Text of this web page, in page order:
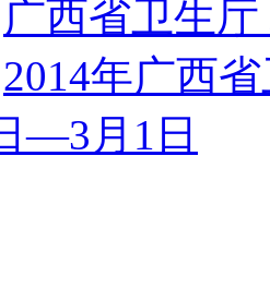
广西省卫生
2014年广西
—3月1日